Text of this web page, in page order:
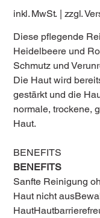
inkl. MwSt. | zzgl.
Diese pflegende
Heidelbeere und
Schmutz und
Die Haut wird
gestärkt und die
normale, trockene,
Haut.
BENEFITS
BENEFITS
Sanfte Reinigung
Haut nicht